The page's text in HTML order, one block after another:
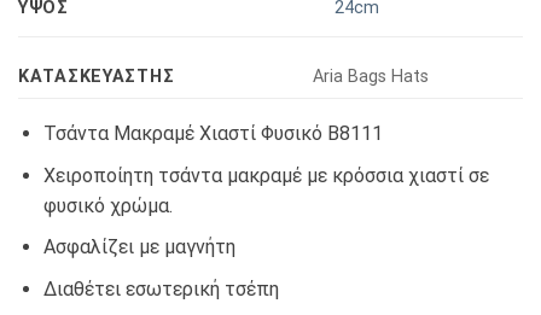
ΥΨΟΣ 24cm
KΑΤΑΣΚΕΥΑΣΤΉΣ Αria Bags Hats
Τσάντα Μακραμέ Χιαστί Φυσικό Β8111
Χειροποίητη τσάντα μακραμέ με κρόσσια χιαστί σε
φυσικό χρώμα.
Ασφαλίζει με μαγνήτη
Διαθέτει εσωτερική τσέπη